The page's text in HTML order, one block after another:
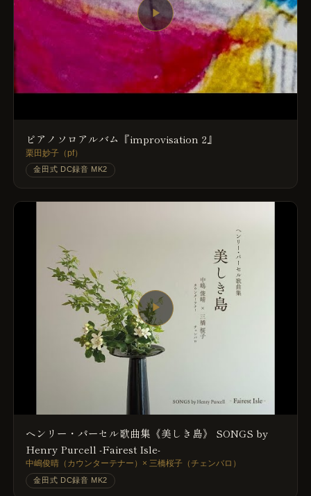
▶
ピアノソロアルバム『improvisation 2』
栗田妙子（pf）
金田式 DC録音 MK2
▶
ヘンリー・パーセル歌曲集《美しき島》 SONGS by
Henry Purcell -Fairest Isle-
中嶋俊晴（カウンターテナー）× 三橋桜子（チェンバロ）
金田式 DC録音 MK2